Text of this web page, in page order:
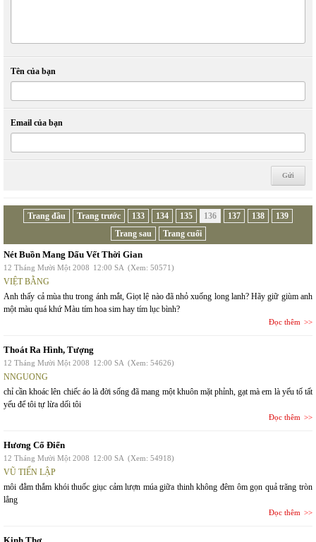
Tên của bạn
Email của bạn
Trang đầu Trang trước 133 134 135 136 137 138
139
Trang sau
Trang cuối
Nét Buồn Mang Dấu Vết Thời Gian
12 Tháng Mười Một 2008 12:00 SA (Xem: 50571)
VIỆT BẰNG
Anh thấy cả mùa thu trong ánh mắt, Giọt lệ nào đã nhỏ xuống long lanh? Hãy giữ giùm anh
một màu quá khứ Màu tím hoa sim hay tím lục bình?
Đọc thêm
Thoát Ra Hình, Tượng
12 Tháng Mười Một 2008 12:00 SA (Xem: 54626)
NNGUONG
chỉ cần khoác lên chiếc áo là đời sống đã mang một khuôn mặt phỉnh, gạt mà em là yếu tố tất
yếu để tôi tự lừa dối tôi
Đọc thêm
Hương Cổ Điển
12 Tháng Mười Một 2008 12:00 SA (Xem: 54918)
VŨ TIẾN LẬP
môi đằm thắm khói thuốc giục cảm lượn múa giữa thinh không đêm ôm gọn quả trăng tròn
lẳng
Đọc thêm